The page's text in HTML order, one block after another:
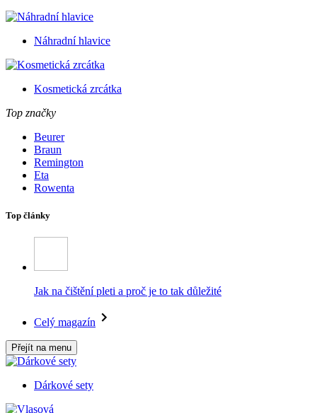
Náhradní hlavice
Kosmetická zrcátka
Top značky
Beurer
Braun
Remington
Eta
Rowenta
Top články
Jak na čištění pleti a proč je to tak důležité
Celý magazín
Přejít na menu
Dárkové sety